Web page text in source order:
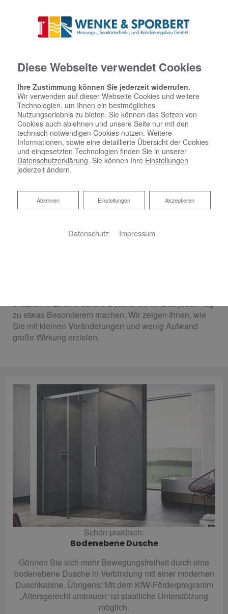
Fresh-up für Ihr Bad von Wenke
& Sporbert Heizungs-,
Sanitärtechnik und
Rohrleitungsbau GmbH
Mit gezielten Akzenten rundum wohler
entspannt. Es sind solche Details, die Ihr Bad jeden Tag
zu etwas Besonderem machen. Wir zeigen Ihnen, wie
Sie mit kleinen Veränderungen und wenig Aufwand
große Wirkung erzielen.
Schön praktisch:
Bodenebene Dusche
Gönnen Sie sich mehr Bewegungsfreiheit durch eine
bodenebene Dusche in Verbindung mit einer modernen
Duschkabine. Übrigens: Mit dem KfW-Förderprogramm
„Altersgerecht umbauen“ ist staatliche Unterstützung
möglich.
Diese Webseite verwendet Cookies
Ihre Zustimmung können Sie jederzeit widerrufen.
Wir verwenden auf dieser Webseite Cookies und weitere
Technologien, um Ihnen ein bestmögliches
Nutzungserlebnis zu bieten. Sie können das Setzen von
Cookies auch ablehnen und unsere Seite nur mit den
technisch notwendigen Cookies nutzen. Weitere
Informationen, sowie eine detaillierte Übersicht der Cookies
und eingesetzten Technologien finden Sie in unserer
Datenschutzerklärung. Sie können Ihre Einstellungen
jederzeit ändern.
Akzeptieren
Einstellungen
Ablehnen
Ablehnen
Datenschutz Impressum